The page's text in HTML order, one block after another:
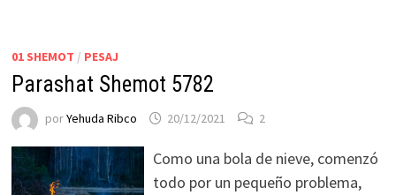
01 SHEMOT / PESAJ
Parashat Shemot 5782
porYehuda Ribco 20/12/2021 2
Como una bola de nieve, comenzó
todo por un pequeño problema,